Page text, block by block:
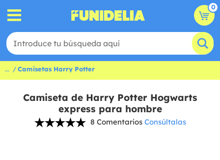
0
... Camisetas Harry Potter
Camiseta de Harry Potter Hogwarts
express para hombre
8 Comentarios Consúltalas